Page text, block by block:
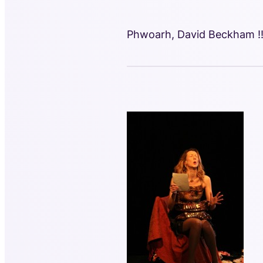
Phwoarh, David Beckham !!